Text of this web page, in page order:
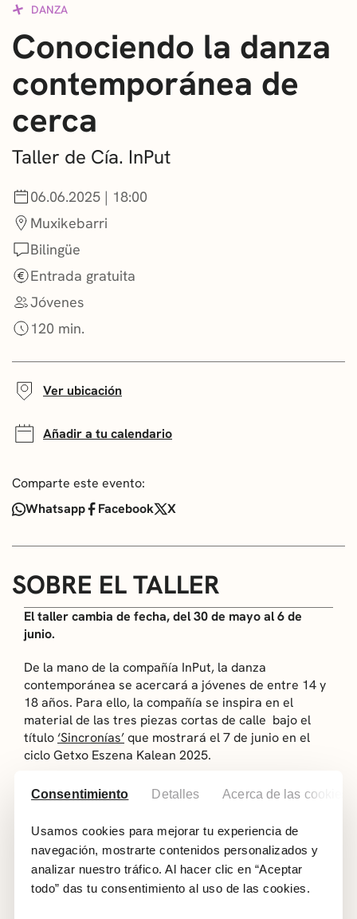
Consentimiento Detalles Acerca de las cookies
Usamos cookies para mejorar tu experiencia de
navegación, mostrarte contenidos personalizados y
analizar nuestro tráfico. Al hacer clic en “Aceptar
todo” das tu consentimiento al uso de las cookies.
NOTICIAS
GETXO KULTURA
ASOCIACIONES CULTURALES
DANZA
Conociendo la danza
contemporánea de
cerca
Taller de Cía. InPut
06.06.2025 | 18:00
Muxikebarri
Bilingüe
Entrada gratuita
Jóvenes
120 min.
Ver ubicación
Añadir a tu calendario
Comparte este evento:
Whatsapp
Facebook X
SOBRE EL TALLER
El taller cambia de fecha, del 30 de mayo al 6 de
junio.
De la mano de la compañía InPut, la danza
contemporánea se acercará a jóvenes de entre 14 y
18 años. Para ello, la compañía se inspira en el
material de las tres piezas cortas de calle bajo el
título‘Sincronías’que mostrará el 7 de junio en el
ciclo Getxo Eszena Kalean 2025.
El taller comenzará con un calentamiento conjunto
posteriormente sumergirse en las disciplinas de la
danza contemporánea y de la improvisación de
contacto a través de diversos ejercicios. El taller
finalizará con una serie de improvisaciones y
pequeñas creaciones en grupos, aprovechando los